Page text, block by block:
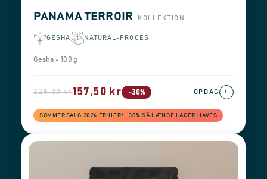
PANAMA TERROIR KOLLEKTION
GESHA NATURAL-PROCES
Gesha - 100 g
225,00 kr157,50 kr -30%
SOMMERSALG 2026 ER HER! −30% SÅ LÆNGE LAGER HAVES
OPDAG ›